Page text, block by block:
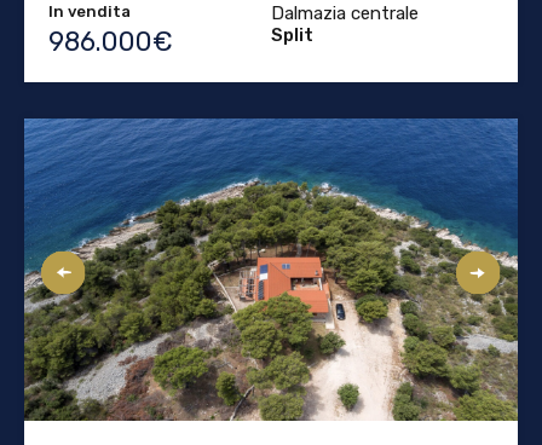
In vendita
986.000€
Dalmazia centrale
Split